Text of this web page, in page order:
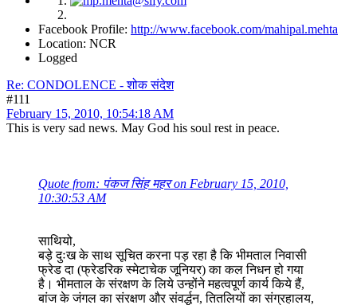
Facebook Profile: http://www.facebook.com/mahipal.mehta
Location: NCR
Logged
Re: CONDOLENCE - शोक संदेश
#111
February 15, 2010, 10:54:18 AM
This is very sad news. May God his soul rest in peace.
Quote from: पंकज सिंह महर on February 15, 2010,
10:30:53 AM
साथियो,
बड़े दुःख के साथ सूचित करना पड़ रहा है कि भीमताल निवासी
फ्रेड दा (फ्रेडरिक स्मेटाचेक जूनियर) का कल निधन हो गया
है। भीमताल के संरक्षण के लिये उन्होंने महत्वपूर्ण कार्य किये हैं,
बांज के जंगल का संरक्षण और संवर्द्धन, तितलियों का संग्रहालय,